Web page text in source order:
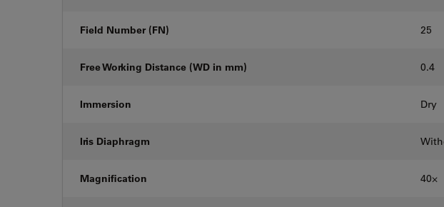
Field Number (FN) 25
Free Working Distance (WD in mm) 0.4
Immersion Dry
Iris Diaphragm
Magnification 40⨉